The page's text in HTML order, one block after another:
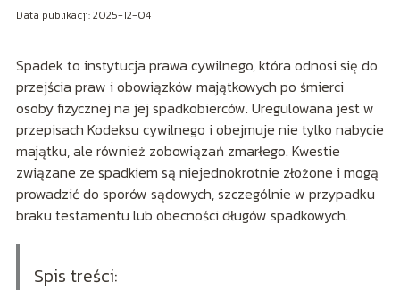
Data publikacji: 2025-12-04
Spadek to instytucja prawa cywilnego, która odnosi się do
przejścia praw i obowiązków majątkowych po śmierci
osoby fizycznej na jej spadkobierców. Uregulowana jest w
przepisach Kodeksu cywilnego i obejmuje nie tylko nabycie
majątku, ale również zobowiązań zmarłego. Kwestie
związane ze spadkiem są niejednokrotnie złożone i mogą
prowadzić do sporów sądowych, szczególnie w przypadku
braku testamentu lub obecności długów spadkowych.
Spis treści: